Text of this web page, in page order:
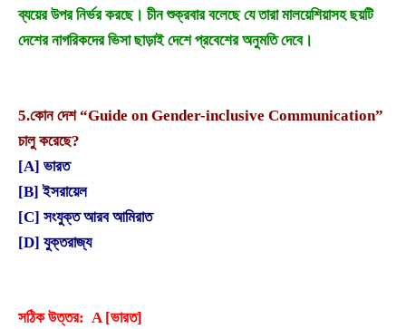
ব্যয়ের উপর নির্ভর করছে। চীন শুক্রবার বলেছে যে তারা মালয়েশিয়াসহ ছয়টি
দেশের নাগরিকদের ভিসা ছাড়াই দেশে প্রবেশের অনুমতি দেবে।
5.কোন দেশ “Guide on Gender-inclusive Communication”
চালু করেছে?
[A] ভারত
[B] ইসরায়েল
[C] সংযুক্ত আরব আমিরাত
[D] যুক্তরাজ্য
সঠিক উত্তর: A [ভারত]